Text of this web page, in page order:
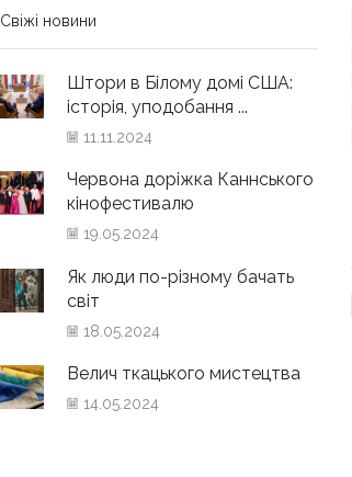
Свіжі новини
Штори в Білому домі США:
історія, уподобання ...
11.11.2024
Червона доріжка Каннського
кінофестивалю
19.05.2024
Як люди по-різному бачать
світ
18.05.2024
Велич ткацького мистецтва
14.05.2024